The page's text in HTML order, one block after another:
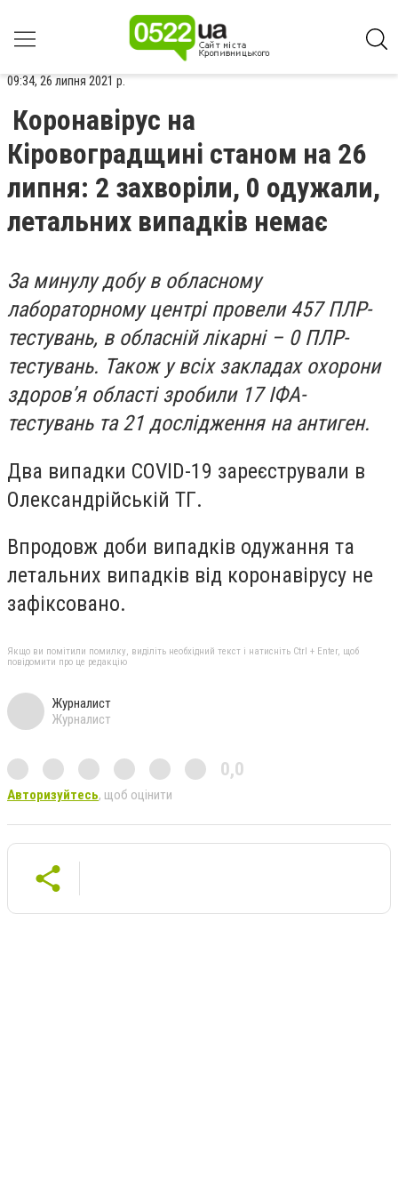
09:34, 26 липня 2021 р.
Коронавірус на
Кіровоградщині станом на 26
липня: 2 захворіли, 0 одужали,
летальних випадків немає
За минулу добу в обласному
лабораторному центрі провели 457 ПЛР-
тестувань, в обласній лікарні – 0 ПЛР-
тестувань. Також у всіх закладах охорони
здоров’я області зробили 17 ІФА-
тестувань та 21 дослідження на антиген.
Два випадки COVID-19 зареєстрували в
Олександрійській ТГ.
Впродовж доби випадків одужання та
летальних випадків від коронавірусу не
зафіксовано.
Якщо ви помітили помилку, виділіть необхідний текст і натисніть Ctrl + Enter, щоб
повідомити про це редакцію
Журналист
Журналист
0,0
Авторизуйтесь, щоб оцінити